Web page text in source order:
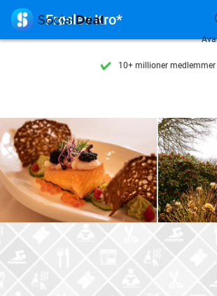
Tilgængelig 7 dage om
10+ millioner medlemmer
Tilgængelig 7 dage om
10+ millioner medlemmer
 Frøslev Kro*